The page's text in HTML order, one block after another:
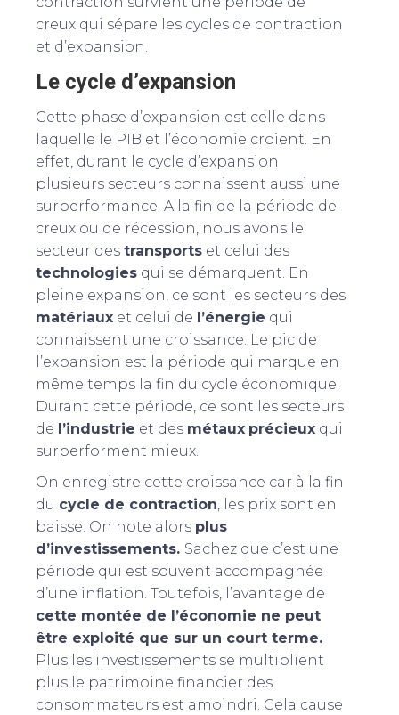
creux qui sépare les cycles de contraction
et d’expansion.
Le cycle d’expansion
Cette phase d’expansion est celle dans
laquelle le PIB et l’économie croient. En
effet, durant le cycle d’expansion
plusieurs secteurs connaissent aussi une
surperformance. A la fin de la période de
creux ou de récession, nous avons le
secteur des transports et celui des
technologies qui se démarquent. En
pleine expansion, ce sont les secteurs des
matériaux et celui de l’énergie qui
connaissent une croissance. Le pic de
l’expansion est la période qui marque en
même temps la fin du cycle économique.
Durant cette période, ce sont les secteurs
de l’industrie et des métaux précieux qui
surperforment mieux.
On enregistre cette croissance car à la fin
du cycle de contraction, les prix sont en
baisse. On note alors plus
d’investissements. Sachez que c’est une
période qui est souvent accompagnée
d’une inflation. Toutefois, l’avantage de
cette montée de l’économie ne peut
être exploité que sur un court terme.
Plus les investissements se multiplient
plus le patrimoine financier des
consommateurs est amoindri. Cela cause